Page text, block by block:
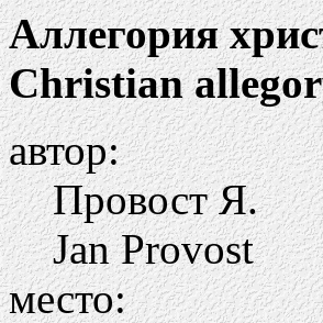
Аллегория
Christian
автор:
Провост Я.
Jan Provost
место: